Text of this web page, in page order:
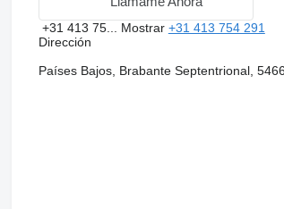
+31 413 75... Mostrar +31 413 754 291
Dirección
Países Bajos, Brabante Septentrional,